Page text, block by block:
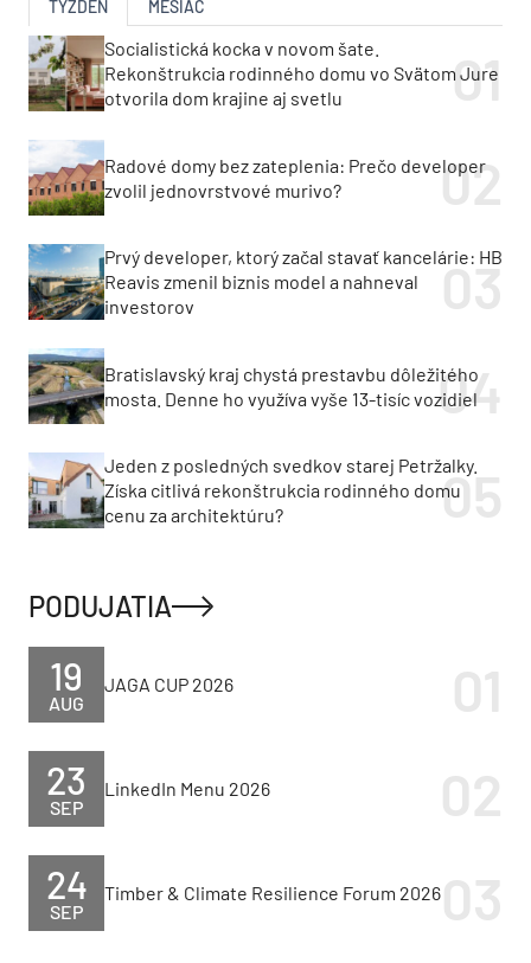
TÝŽDEŇ MESIAC
Socialistická kocka v novom šate.
Rekonštrukcia rodinného domu vo Svätom Jure
otvorila dom krajine aj svetlu
Radové domy bez zateplenia: Prečo developer
zvolil jednovrstvové murivo?
Prvý developer, ktorý začal stavať kancelárie: HB
Reavis zmenil biznis model a nahneval
investorov
Bratislavský kraj chystá prestavbu dôležitého
mosta. Denne ho využíva vyše 13-tisíc vozidiel
Jeden z posledných svedkov starej Petržalky.
Získa citlivá rekonštrukcia rodinného domu
cenu za architektúru?
PODUJATIA
AUG
19 JAGA CUP 2026
SEP
23 LinkedIn Menu 2026
SEP
24 Timber & Climate Resilience Forum 2026